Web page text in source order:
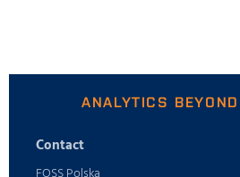
ANALYTICS
Contact